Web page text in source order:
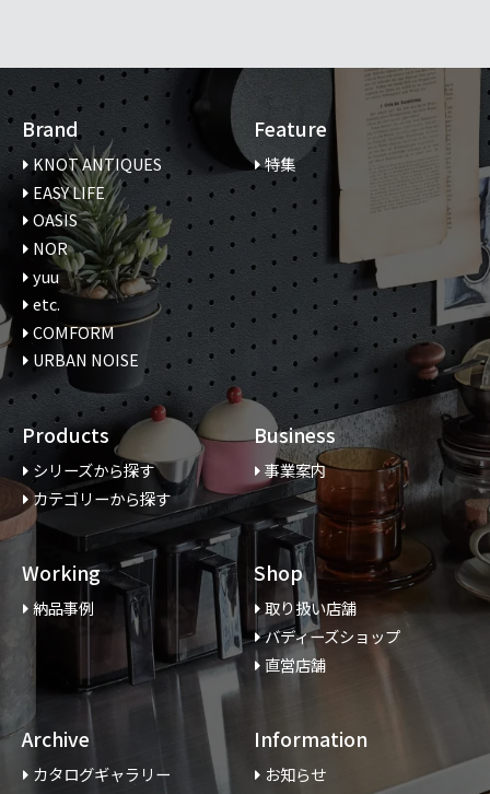
Brand
KNOT ANTIQUES
EASY LIFE
OASIS
NOR
yuu
etc.
COMFORM
URBAN NOISE
Feature
特集
Products
シリーズから探す
カテゴリーから探す
Business
事業案内
Working
納品事例
Shop
取り扱い店舗
バディーズショップ
直営店舗
Archive
カタログギャラリー
Information
お知らせ